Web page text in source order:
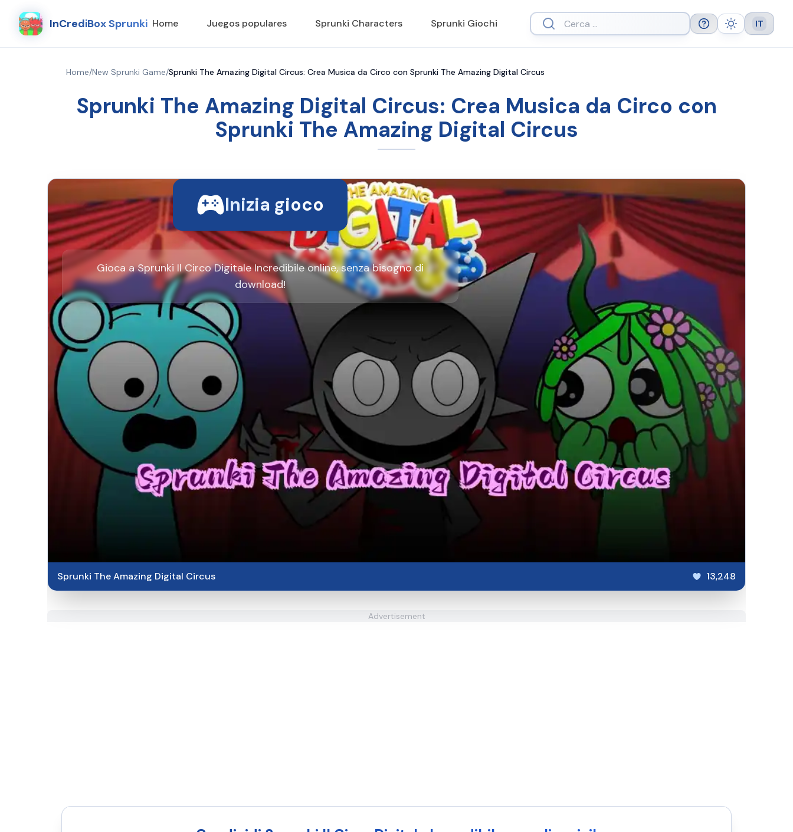
InCrediBox Sprunki Home Juegos populares Sprunki Characters Sprunki Giochi Help Theme Language
IT
Home/New Sprunki Game/Sprunki The Amazing Digital Circus: Crea Musica da Circo con Sprunki The Amazing Digital Circus
Sprunki The Amazing Digital Circus: Crea Musica da Circo con
Sprunki The Amazing Digital Circus
Inizia gioco
Gioca a Sprunki Il Circo Digitale Incredibile online, senza bisogno di
download!
Sprunki The Amazing Digital Circus 13,248
Advertisement